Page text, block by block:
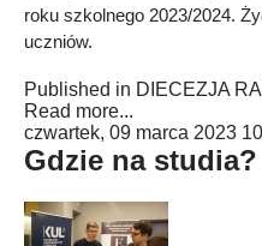
roku szkolnego 2023/2024.
uczniów.
Published in DIECEZJA
Read more...
czwartek, 09 marca 2023
Gdzie na studia?